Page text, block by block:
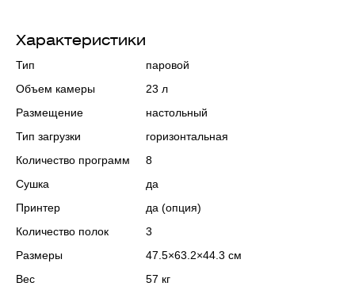
Характеристики
Тип
паровой
Объем камеры
23 л
Размещение
настольный
Тип загрузки
горизонтальная
Количество программ
8
Сушка
да
Принтер
да (опция)
Количество полок
3
Размеры
47.5×63.2×44.3 см
Вес
57 кг